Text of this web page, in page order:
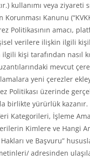
kullanımı veya
Kanunu
Politikasının amacı,
verilere ilişkin ilgili
kişi tarafından
mevcut
yeni çerezler
Politikası üzerinde
birlikte yürürlük
Kategorileri, İşleme
Kimlere ve Hangi
ve Başvuru”
adresinden